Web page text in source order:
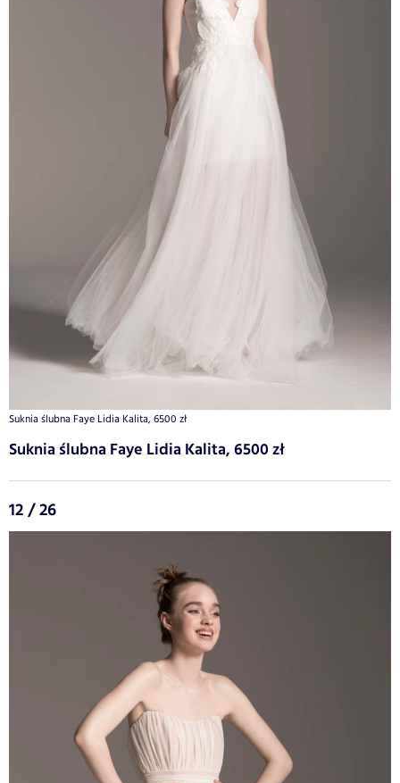
Suknia ślubna Faye Lidia Kalita, 6500 zł
Suknia ślubna Faye Lidia Kalita, 6500 zł
12 / 26